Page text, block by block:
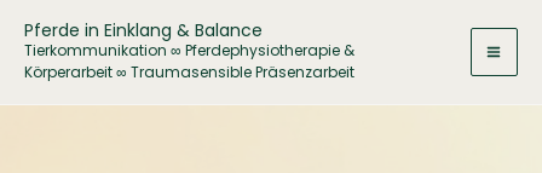
Zum
Inhalt
springen
Pferde in Einklang & Balance
Tierkommunikation ∞ Pferdephysiotherapie &
Körperarbeit ∞ Traumasensible Präsenzarbeit